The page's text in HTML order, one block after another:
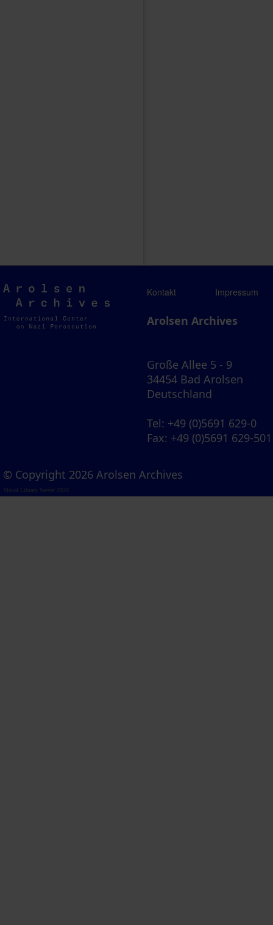
Arolsen
Archives
Kontakt Impressum
Arolsen Archives
Große Allee 5 - 9
34454 Bad Arolsen
Deutschland
Tel: +49 (0)5691 629-0
Fax: +49 (0)5691 629-501
© Copyright 2026 Arolsen Archives
Visual Library Server 2026